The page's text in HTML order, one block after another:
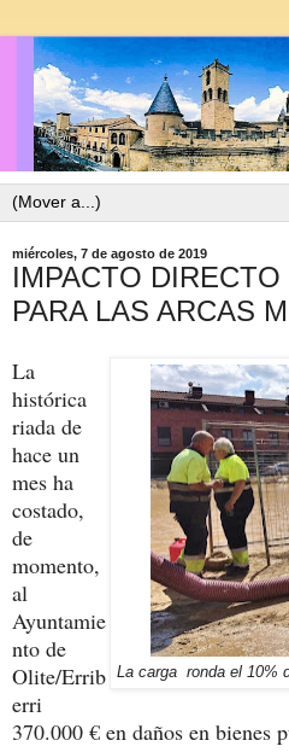
miércoles, 7 de agosto de 2019
IMPACTO
PARA LAS ARCAS
La carga ronda el 10%
La
histórica
riada de
hace un
mes ha
costado,
de
momento,
al
Ayuntamie
nto de
Olite/Errib
erri
370.000 € en daños en bienes